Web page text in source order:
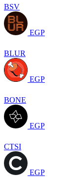
BSV
EGP
BLUR
EGP
BONE
EGP
CTSI
EGP